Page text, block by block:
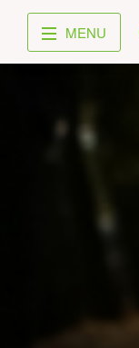
MENU